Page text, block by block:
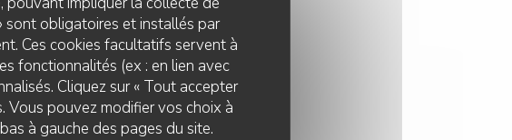
sont obligatoires et installés par
Ces cookies facultatifs servent à
fonctionnalités (ex : en lien avec
Cliquez sur « Tout accepter
Vous pouvez modifier vos choix à
à gauche des pages du site.
:5/5 Qualité / Prix:5/5